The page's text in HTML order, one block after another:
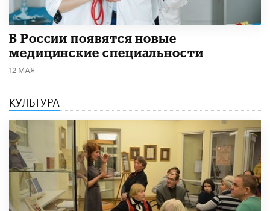
В России появятся новые
медицинские специальности
12 МАЯ
КУЛЬТУРА